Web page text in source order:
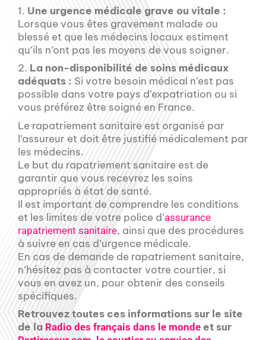
1. Une urgence médicale grave ou vitale :
Lorsque vous êtes gravement malade ou
blessé et que les médecins locaux estiment
qu’ils n’ont pas les moyens de vous soigner.
2. La non-disponibilité de soins médicaux
adéquats : Si votre besoin médical n’est pas
possible dans votre pays d’expatriation ou si
vous préférez être soigné en France.
Le rapatriement sanitaire est organisé par
l’assureur et doit être justifié médicalement par
les médecins.
Le but du rapatriement sanitaire est de
garantir que vous recevrez les soins
appropriés à état de santé.
Il est important de comprendre les conditions
et les limites de votre police d’assurance
rapatriement sanitaire, ainsi que des procédures
à suivre en cas d’urgence médicale.
En cas de demande de rapatriement sanitaire,
n’hésitez pas à contacter votre courtier, si
vous en avez un, pour obtenir des conseils
spécifiques.
Retrouvez toutes ces informations sur le site
de la Radio des français dans le monde et sur